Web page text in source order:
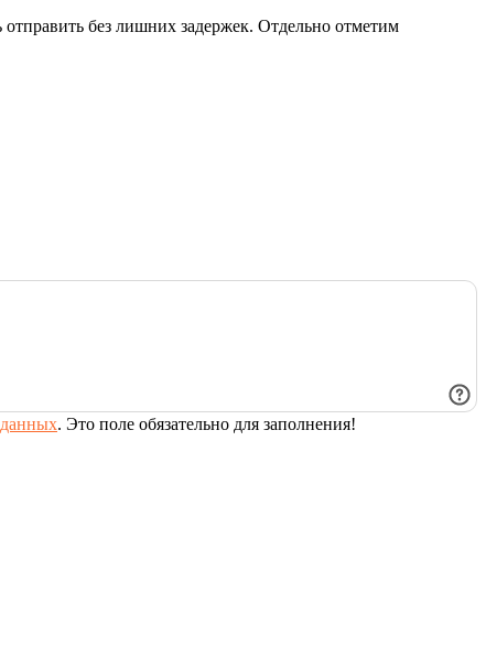
без лишних задержек. Отдельно отметим
данных. Это поле обязательно для заполнения!